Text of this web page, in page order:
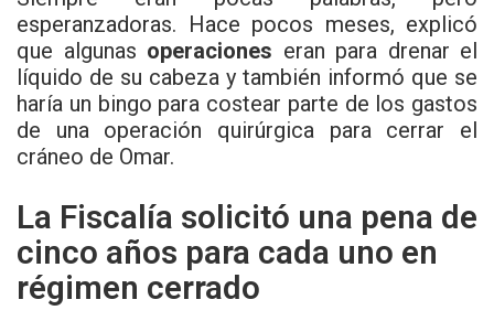
esperanzadoras. Hace pocos meses, explicó
que algunas operaciones eran para drenar el
líquido de su cabeza y también informó que se
haría un bingo para costear parte de los gastos
de una operación quirúrgica para cerrar el
cráneo de Omar.
La Fiscalía solicitó una pena de
cinco años para cada uno en
régimen cerrado